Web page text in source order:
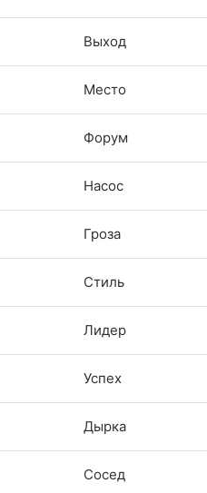
Выход
Место
Форум
Насос
Гроза
Стиль
Лидер
Успех
Дырка
Сосед